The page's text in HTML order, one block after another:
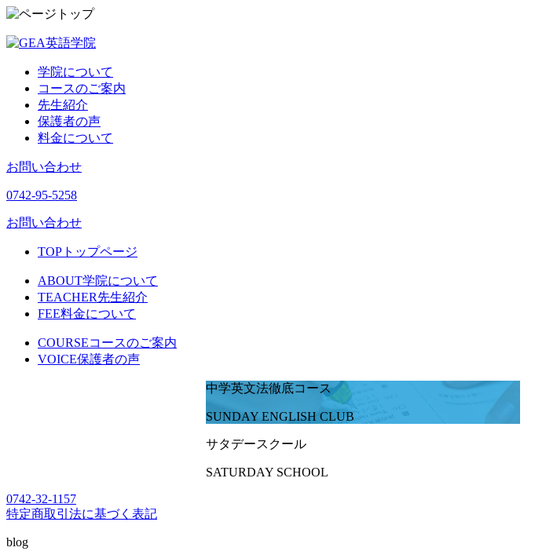
学院について
コースのご案内
先生紹介
保護者の声
料金について
お問い合わせ
0742-95-5258
お問い合わせ
TOP トップページ
ABOUT学院について
TEACHER先生紹介
FEE料金について
COURSEコースのご案内
VOICE保護者の声
中学英文法徹底コース
SUNDAY ENGLISH CLUB
サタデースクール
SATURDAY SCHOOL
0742-32-1157
特定商取引法に基づく表記
blog